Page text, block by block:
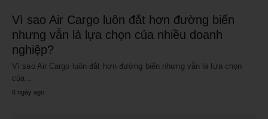
Vì sao Air Cargo luôn đắt hơn đường biển
nhưng vẫn là lựa chọn của nhiều doanh
nghiệp?
Vì sao Air Cargo luôn đắt hơn đường biển nhưng vẫn là lựa chọn
của…
6 ngày ago